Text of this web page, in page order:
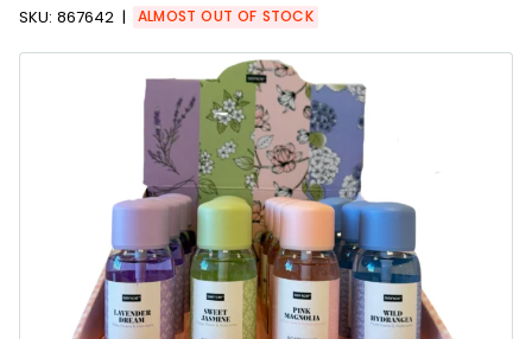
SKU: 867642 ALMOST OUT OF STOCK